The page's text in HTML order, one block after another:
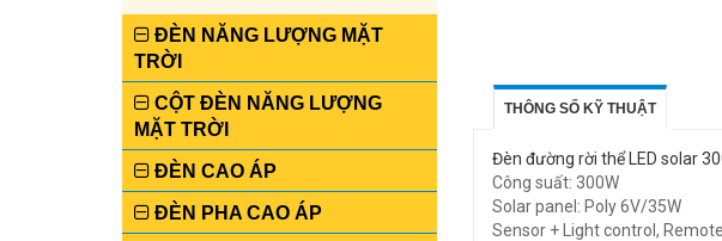
THÔNG SỐ KỸ THUẬT
Đèn đường rời thể LED solar
Công suất: 300W
Solar panel: Poly 6V/35W
Sensor + Light control, Remote
ĐÈN NĂNG LƯỢNG MẶT
TRỜI
CỘT ĐÈN NĂNG LƯỢNG
MẶT TRỜI
ĐÈN CAO ÁP
ĐÈN PHA CAO ÁP